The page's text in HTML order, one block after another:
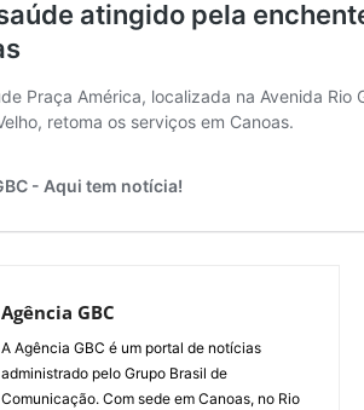
Agência GBC
A Agência GBC é um portal de notícias
administrado pelo Grupo Brasil de
Comunicação. Com sede em Canoas, no Rio